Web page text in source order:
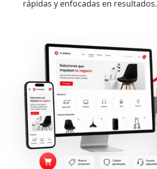
rápidas y enfocadas en resultados.